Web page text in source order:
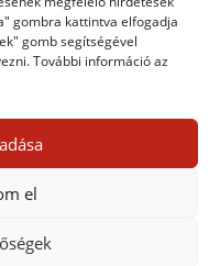
gombra kattintva elfogadja
gomb segítségével
További információ az
el
| Haladó CEWE
lépésre cikkben
mutatok meg a
Az […]